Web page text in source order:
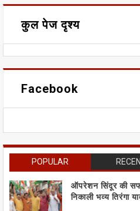
कुल पेज दृश्य
Facebook
POPULAR
ऑपरेशन सिंदूर की
निकाली भव्य तिरंगा